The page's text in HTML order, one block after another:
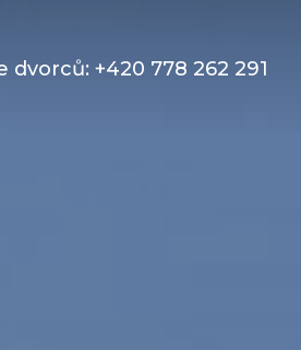
dvorců: +420 778 262 291